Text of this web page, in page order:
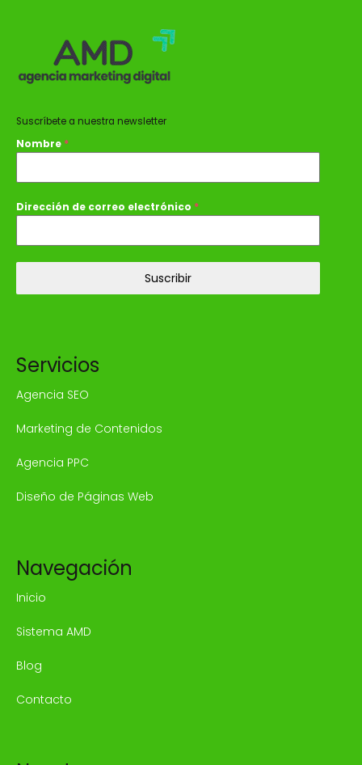
Suscríbete a nuestra newsletter
Nombre *
Dirección de correo electrónico *
Suscribir
Servicios
Agencia SEO
Marketing de Contenidos
Agencia PPC
Diseño de Páginas Web
Navegación
Inicio
Sistema AMD
Blog
Contacto